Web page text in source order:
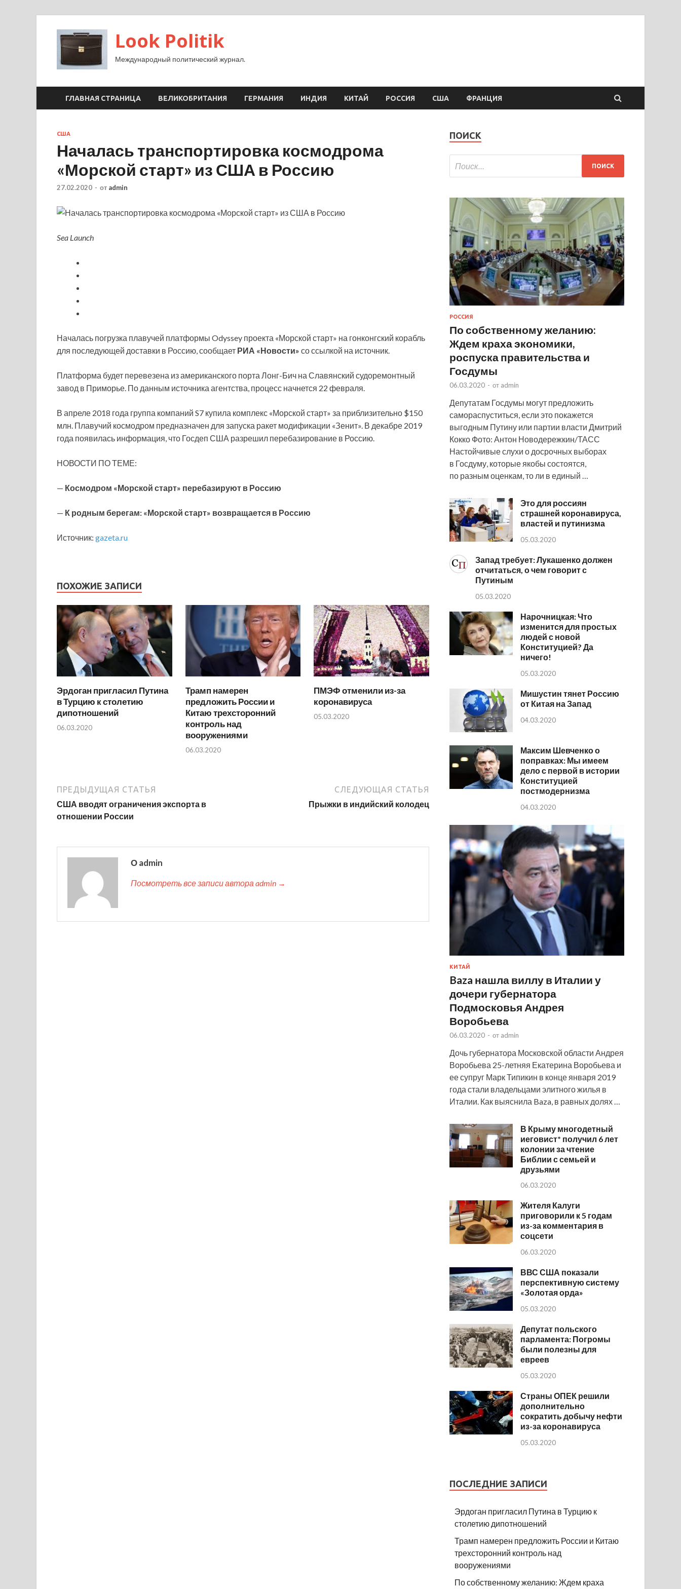
Look Politik
Международный политический журнал.
ГЛАВНАЯ СТРАНИЦА ВЕЛИКОБРИТАНИЯ ГЕРМАНИЯ ИНДИЯ КИТАЙ РОССИЯ США ФРАНЦИЯ
США
Началась транспортировка космодрома
«Морской старт» из США в Россию
27.02.2020 - от admin
Sea Launch
Началась погрузка плавучей платформы Odyssey проекта «Морской старт» на гонконгский корабль
для последующей доставки в Россию, сообщает РИА «Новости» со ссылкой на источник.
Платформа будет перевезена из американского порта Лонг-Бич на Славянский судоремонтный
завод в Приморье. По данным источника агентства, процесс начнется 22 февраля.
В апреле 2018 года группа компаний S7 купила комплекс «Морской старт» за приблизительно $150
млн. Плавучий космодром предназначен для запуска ракет модификации «Зенит». В декабре 2019
года появилась информация, что Госдеп США разрешил перебазирование в Россию.
НОВОСТИ ПО ТЕМЕ:
— Космодром «Морской старт» перебазируют в Россию
— К родным берегам: «Морской старт» возвращается в Россию
Источник: gazeta.ru
ПОХОЖИЕ ЗАПИСИ
Эрдоган пригласил Путина
в Турцию к столетию
дипотношений
06.03.2020
Трамп намерен
предложить России и
Китаю трехсторонний
контроль над
вооружениями
06.03.2020
ПМЭФ отменили из-за
коронавируса
05.03.2020
ПРЕДЫДУЩАЯ СТАТЬЯ
США вводят ограничения экспорта в
отношении России
СЛЕДУЮЩАЯ СТАТЬЯ
Прыжки в индийский колодец
О admin
Посмотреть все записи автора admin →
ПОИСК
РОССИЯ
По собственному желанию:
Ждем краха экономики,
роспуска правительства и
Госдумы
06.03.2020 - от admin
Депутатам Госдумы могут предложить
самораспуститься, если это покажется
выгодным Путину или партии власти Дмитрий
Кокко Фото: Антон Новодережкин/ТАСС
Настойчивые слухи о досрочных выборах
в Госдуму, которые якобы состоятся,
по разным оценкам, то ли в единый …
Это для россиян
страшней коронавируса,
властей и путинизма
05.03.2020
Запад требует: Лукашенко должен
отчитаться, о чем говорит с
Путиным
05.03.2020
Нарочницкая: Что
изменится для простых
людей с новой
Конституцией? Да
ничего!
05.03.2020
Мишустин тянет Россию
от Китая на Запад
04.03.2020
Максим Шевченко о
поправках: Мы имеем
дело с первой в истории
Конституцией
постмодернизма
04.03.2020
КИТАЙ
Baza нашла виллу в Италии у
дочери губернатора
Подмосковья Андрея
Воробьева
06.03.2020 - от admin
Дочь губернатора Московской области Андрея
Воробьева 25-летняя Екатерина Воробьева и
ее супруг Марк Типикин в конце января 2019
года стали владельцами элитного жилья в
Италии. Как выяснила Baza, в равных долях …
В Крыму многодетный
иеговист* получил 6 лет
колонии за чтение
Библии с семьей и
друзьями
06.03.2020
Жителя Калуги
приговорили к 5 годам
из-за комментария в
соцсети
06.03.2020
ВВС США показали
перспективную систему
«Золотая орда»
05.03.2020
Депутат польского
парламента: Погромы
были полезны для
евреев
05.03.2020
Страны ОПЕК решили
дополнительно
сократить добычу нефти
из-за коронавируса
05.03.2020
ПОСЛЕДНИЕ ЗАПИСИ
Эрдоган пригласил Путина в Турцию к
столетию дипотношений
Трамп намерен предложить России и Китаю
трехсторонний контроль над
вооружениями
По собственному желанию: Ждем краха